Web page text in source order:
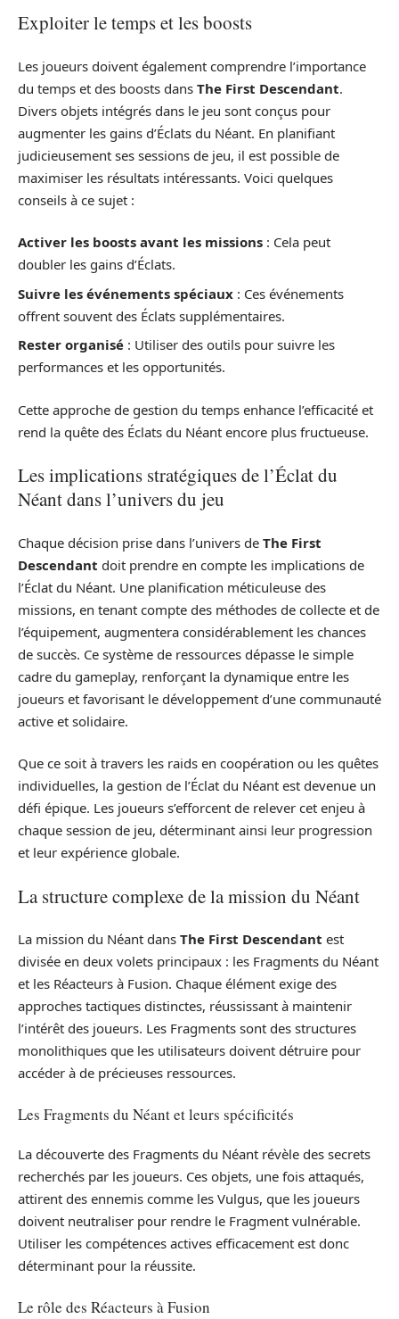
Exploiter le temps et les boosts
Les joueurs doivent également comprendre l’importance
du temps et des boosts dans The First Descendant.
Divers objets intégrés dans le jeu sont conçus pour
augmenter les gains d’Éclats du Néant. En planifiant
judicieusement ses sessions de jeu, il est possible de
maximiser les résultats intéressants. Voici quelques
conseils à ce sujet :
Activer les boosts avant les missions : Cela peut
doubler les gains d’Éclats.
Suivre les événements spéciaux : Ces événements
offrent souvent des Éclats supplémentaires.
Rester organisé : Utiliser des outils pour suivre les
performances et les opportunités.
Cette approche de gestion du temps enhance l’efficacité et
rend la quête des Éclats du Néant encore plus fructueuse.
Les implications stratégiques de l’Éclat du
Néant dans l’univers du jeu
Chaque décision prise dans l’univers de The First
Descendant doit prendre en compte les implications de
l’Éclat du Néant. Une planification méticuleuse des
missions, en tenant compte des méthodes de collecte et de
l’équipement, augmentera considérablement les chances
de succès. Ce système de ressources dépasse le simple
cadre du gameplay, renforçant la dynamique entre les
joueurs et favorisant le développement d’une communauté
active et solidaire.
Que ce soit à travers les raids en coopération ou les quêtes
individuelles, la gestion de l’Éclat du Néant est devenue un
défi épique. Les joueurs s’efforcent de relever cet enjeu à
chaque session de jeu, déterminant ainsi leur progression
et leur expérience globale.
La structure complexe de la mission du Néant
La mission du Néant dans The First Descendant est
divisée en deux volets principaux : les Fragments du Néant
et les Réacteurs à Fusion. Chaque élément exige des
approches tactiques distinctes, réussissant à maintenir
l’intérêt des joueurs. Les Fragments sont des structures
monolithiques que les utilisateurs doivent détruire pour
accéder à de précieuses ressources.
Les Fragments du Néant et leurs spécificités
La découverte des Fragments du Néant révèle des secrets
recherchés par les joueurs. Ces objets, une fois attaqués,
attirent des ennemis comme les Vulgus, que les joueurs
doivent neutraliser pour rendre le Fragment vulnérable.
Utiliser les compétences actives efficacement est donc
déterminant pour la réussite.
Le rôle des Réacteurs à Fusion